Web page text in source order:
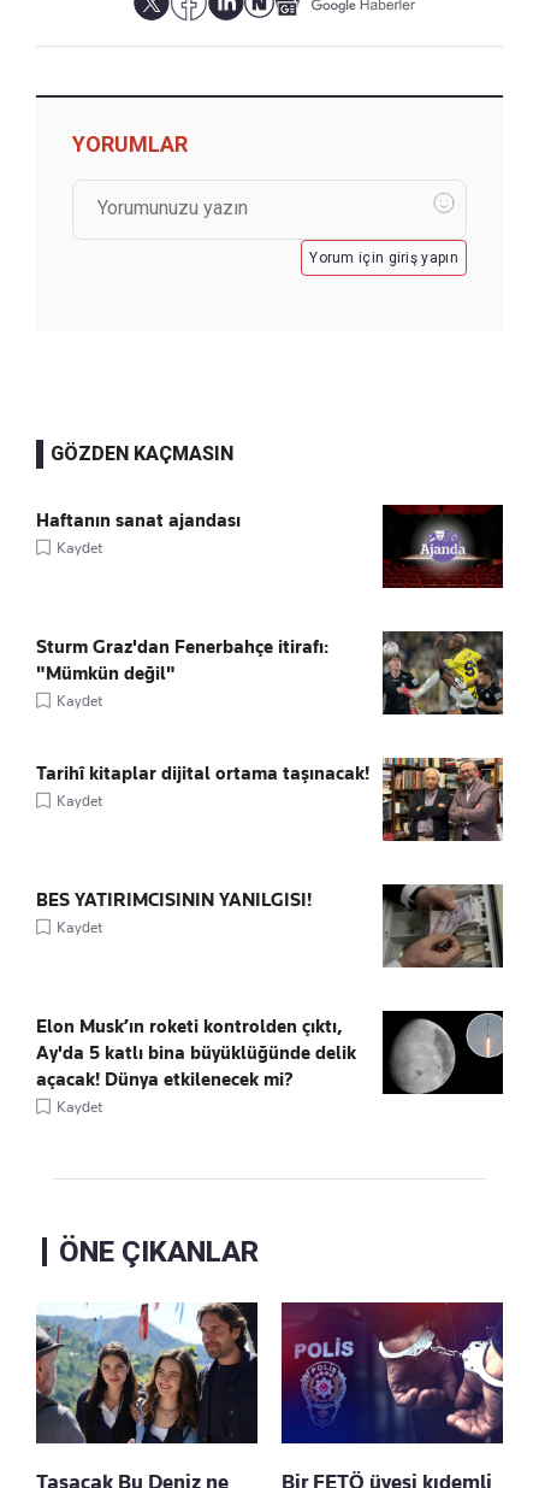
YORUMLAR
Yorum için giriş yapın
GÖZDEN KAÇMASIN
Haftanın sanat ajandası
Kaydet
Sturm Graz'dan Fenerbahçe itirafı:
"Mümkün değil"
Kaydet
Tarihî kitaplar dijital ortama taşınacak!
Kaydet
BES YATIRIMCISININ YANILGISI!
Kaydet
Elon Musk’ın roketi kontrolden çıktı,
Ay'da 5 katlı bina büyüklüğünde delik
açacak! Dünya etkilenecek mi?
Kaydet
ÖNE ÇIKANLAR
Taşacak Bu Deniz ne Bir FETÖ üyesi kıdemli